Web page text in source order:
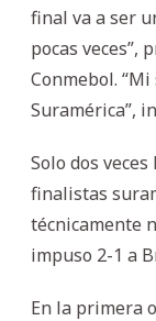
final va a ser
pocas veces”,
Conmebol.
Suramérica”,
Solo dos
finalistas
técnicamente
impuso 2-1 a
En la primera